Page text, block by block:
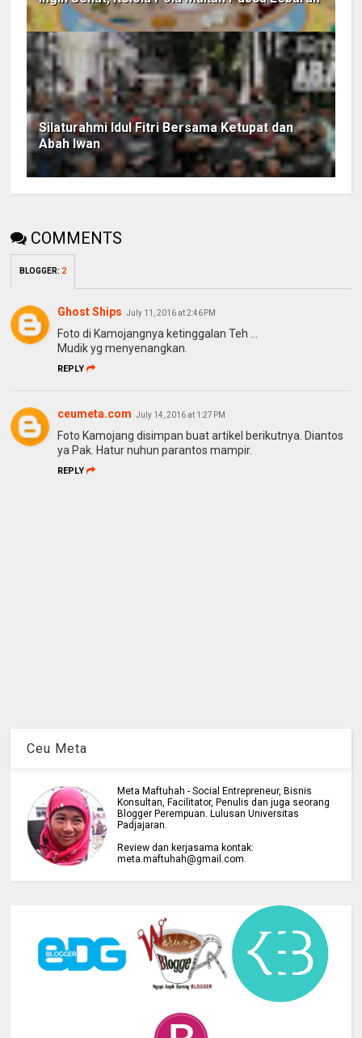
Silaturahmi Idul Fitri Bersama Ketupat dan
Abah Iwan
COMMENTS
BLOGGER: 2
Ghost Ships July 11, 2016 at 2:46 PM
Foto di Kamojangnya ketinggalan Teh ...
Mudik yg menyenangkan.
REPLY
ceumeta.com July 14, 2016 at 1:27 PM
Foto Kamojang disimpan buat artikel berikutnya. Diantos
ya Pak. Hatur nuhun parantos mampir.
REPLY
Ceu Meta
Meta Maftuhah - Social Entrepreneur, Bisnis
Konsultan, Facilitator, Penulis dan juga seorang
Blogger Perempuan. Lulusan Universitas
Padjajaran.
Review dan kerjasama kontak:
meta.maftuhah@gmail.com.